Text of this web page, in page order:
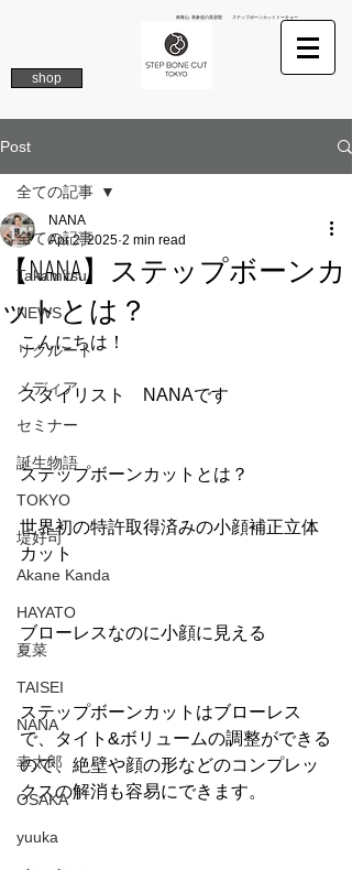
南青山 表参道の美容院 ステップボーンカットトーキョー
shop
Post
全ての記事
Takamitsu
NEWS
リクルート
メディア
セミナー
誕生物語
TOKYO
堤好司
Akane Kanda
HAYATO
夏菜
TAISEI
NANA
幸太郎
OSAKA
yuuka
全ての記事
【NANA】ステップボーンカ
ットとは？
NANA
Apr 2, 2025 2 min read
こんにちは！
スタイリスト　NANAです
ステップボーンカットとは？
世界初の特許取得済みの小顔補正立体
カット
ブローレスなのに小顔に見える
ステップボーンカットはブローレス
で、タイト&ボリュームの調整ができる
ので、絶壁や顔の形などのコンプレッ
クスの解消も容易にできます。